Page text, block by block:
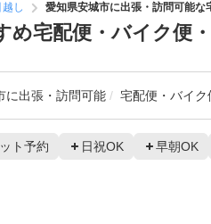
し 愛知県安城市に出張・訪問可能な
め宅配便・バイク便
に出張・訪問可能 宅配便・バイク
ト予約 日祝OK 早朝OK